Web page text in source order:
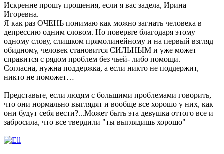
Искренне прошу прощения, если я вас задела, Ирина
Игоревна.
Я как раз ОЧЕНЬ понимаю как можно загнать человека в
депрессию одним словом. Но поверьте благодаря этому
одному слову, слишком прямолинейному и на первый взгляд
обидному, человек становится СИЛЬНЫМ и уже может
справится с рядом проблем без чьей- либо помощи.
Согласна, нужна поддержка, а если никто не поддержит,
никто не поможет…
Представьте, если людям с большими проблемами говорить,
что они нормально выглядят и вообще все хорошо у них, как
они будут себя вести?...Может быть эта девушка оттого все и
забросила, что все твердили "ты выглядишь хорошо"